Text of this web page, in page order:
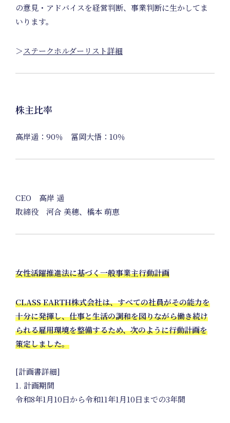
Project
Art
Project
の意見・アドバイスを経営判断、事業判断に生かしてま
いります。
＞ステークホルダーリスト詳細
株主比率
高岸遥：90％ 冨岡大悟：10％
CEO 高岸 遥
取締役 河合 美穂、橋本 萌恵
女性活躍推進法に基づく一般事業主行動計画
CLASS EARTH株式会社は、すべての社員がその能力を
十分に発揮し、仕事と生活の調和を図りながら働き続け
られる雇用環境を整備するため、次のように行動計画を
策定しました。
[計画書詳細]
1. 計画期間
令和8年1月10日から令和11年1月10日までの3年間